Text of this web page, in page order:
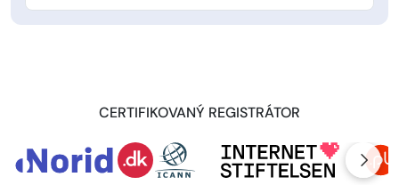
CERTIFIKOVANÝ REGISTRÁTOR